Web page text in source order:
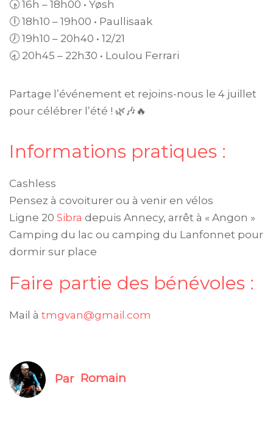
🕟 16h – 18h00 • Yøsh
🕕 18h10 – 19h00 • Paullisaak
🕖 19h10 – 20h40 • 12/21
🕣 20h45 – 22h30 • Loulou Ferrari
Partage l’événement et rejoins-nous le 4 juillet
pour célébrer l’été ! 🌿🎶🔥
Informations pratiques :
Cashless
Pensez à covoiturer ou à venir en vélos
Ligne 20 Sibra depuis Annecy, arrêt à « Angon »
Camping du lac ou camping du Lanfonnet pour
dormir sur place
Faire partie des bénévoles :
Mail à tmgvan@gmail.com
Par Romain